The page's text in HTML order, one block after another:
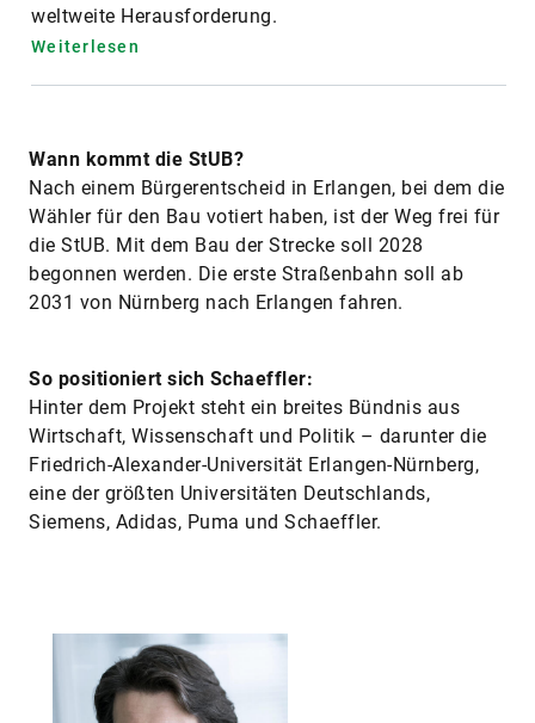
weltweite Herausforderung.
Weiterlesen
Wann kommt die StUB?
Nach einem Bürgerentscheid in Erlangen, bei dem die
Wähler für den Bau votiert haben, ist der Weg frei für
die StUB. Mit dem Bau der Strecke soll 2028
begonnen werden. Die erste Straßenbahn soll ab
2031 von Nürnberg nach Erlangen fahren.
So positioniert sich Schaeffler:
Hinter dem Projekt steht ein breites Bündnis aus
Wirtschaft, Wissenschaft und Politik – darunter die
Friedrich-Alexander-Universität Erlangen-Nürnberg,
eine der größten Universitäten Deutschlands,
Siemens, Adidas, Puma und Schaeffler.